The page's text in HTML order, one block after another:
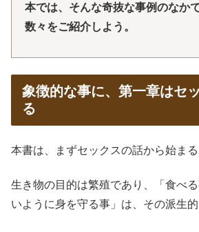
本では、そんな奇抜な事例のなか
数々をご紹介しよう。
象徴的な事に、第一章はセ
る
本書は、まずセックスの話から始まる
生き物の目的は繁殖であり、「食べ
いように身を守る事」は、その派生的